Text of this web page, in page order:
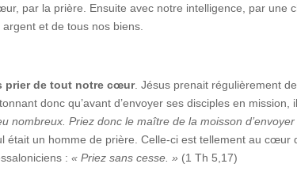
par la prière. Ensuite avec notre intelligence, par une
et de tous nos biens.
prier de tout notre cœur. Jésus prenait régulièrement
donc qu’avant d’envoyer ses disciples en
nombreux. Priez donc le maître de la moisson
était un homme de prière. Celle-ci est tellement au cœur
:« Priez sans cesse. » (1 Th 5,17)